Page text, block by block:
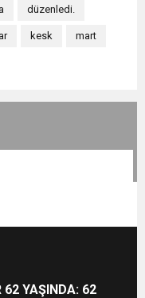
düzenledi.
kesk mart
62 YAŞINDA: 62